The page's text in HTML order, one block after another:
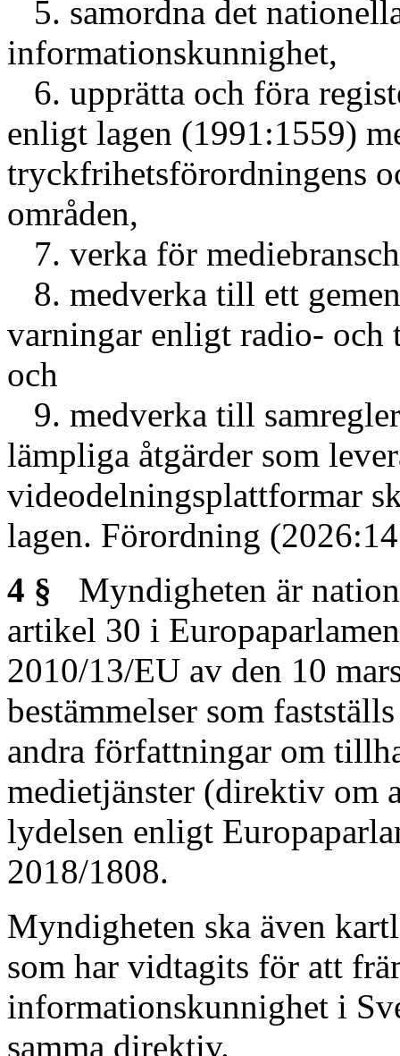
5. samordna det
informationskunnighet,
6. upprätta och föra
enligt lagen (1991:1559)
tryckfrihetsförordningens
områden,
7. verka för
8. medverka till ett
varningar enligt radio- och
och
9. medverka till
lämpliga åtgärder som
videodelningsplattformar
lagen. Förordning
4 § Myndigheten är
artikel 30 i
2010/13/EU av den 10
bestämmelser som
andra författningar om
medietjänster (direktiv om
lydelsen enligt
2018/1808.
Myndigheten ska även
som har vidtagits för att
informationskunnighet i
samma direktiv.